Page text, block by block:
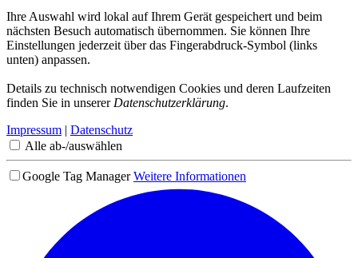
Ihre Auswahl wird lokal auf Ihrem Gerät gespeichert und beim
nächsten Besuch automatisch übernommen. Sie können Ihre
Einstellungen jederzeit über das Fingerabdruck-Symbol (links
unten) anpassen.
Details zu technisch notwendigen Cookies und deren Laufzeiten
finden Sie in unserer Datenschutzerklärung.
Impressum | Datenschutz
Alle ab-/auswählen
Google Tag Manager Weitere Informationen